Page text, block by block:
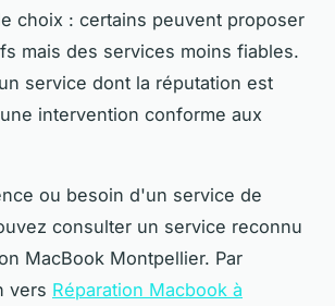
choix : certains peuvent proposer
mais des services moins fiables.
service dont la réputation est
intervention conforme aux
ou besoin d'un service de
consulter un service reconnu
MacBook Montpellier. Par
vers Réparation Macbook à